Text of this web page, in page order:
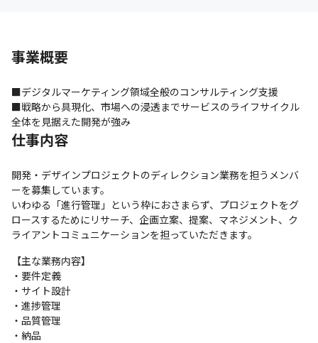
事業概要
■デジタルマーケティング領域全般のコンサルティング支援
■戦略から具現化、市場への浸透までサービスのライフサイクル
全体を見据えた開発が強み
仕事内容
開発・デザインプロジェクトのディレクション業務を担うメンバ
ーを募集しています。
いわゆる「進行管理」という枠におさまらず、プロジェクトをグ
ロースするためにリサーチ、企画立案、提案、マネジメント、ク
ライアントコミュニケーションを担っていただきます。
【主な業務内容】
・要件定義
・サイト設計
・進捗管理
・品質管理
・納品